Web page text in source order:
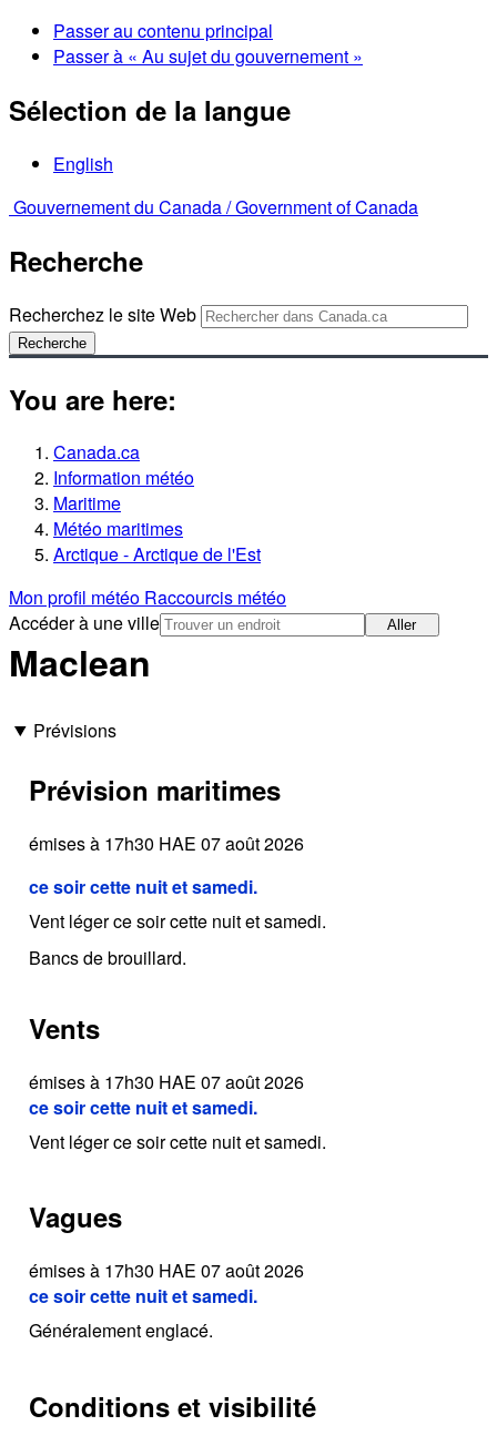
Passer au contenu principal
Passer à « Au sujet du gouvernement »
Sélection de la langue
English
Gouvernement du Canada /Government of Canada
Recherche
Recherchez le site Web
Recherche
You are here:
Canada.ca
Information météo
Maritime
Météo maritimes
Arctique - Arctique de l'Est
Mon profil météo Raccourcis météo
Accéder à une ville
Aller
Maclean
Prévisions
Prévision maritimes
émises à 17h30 HAE 07 août 2026
ce soir cette nuit et samedi.
Vent léger ce soir cette nuit et samedi.
Bancs de brouillard.
Vents
émises à 17h30 HAE 07 août 2026
ce soir cette nuit et samedi.
Vent léger ce soir cette nuit et samedi.
Vagues
émises à 17h30 HAE 07 août 2026
ce soir cette nuit et samedi.
Généralement englacé.
Conditions et visibilité